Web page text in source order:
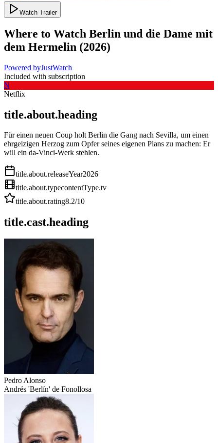
Watch Trailer
Where to Watch Berlin und die Dame mit
dem Hermelin (2026)
Powered byJustWatch
Included with subscription
N
Netflix
title.about.heading
Für einen neuen Coup holt Berlin die Gang nach Sevilla, um einen
ehrgeizigen Herzog zum Opfer seines eigenen Plans zu machen: Er
will ein da-Vinci-Werk stehlen.
title.about.releaseYear2026
title.about.typecontentType.tv
title.about.rating8.2/10
title.cast.heading
Pedro Alonso
Andrés 'Berlín' de Fonollosa